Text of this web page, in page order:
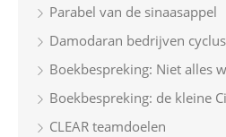
Parabel van de sinaasappel
Damodaran bedrijven cyclus
Boekbespreking: Niet alles
Boekbespreking: de kleine
CLEAR teamdoelen